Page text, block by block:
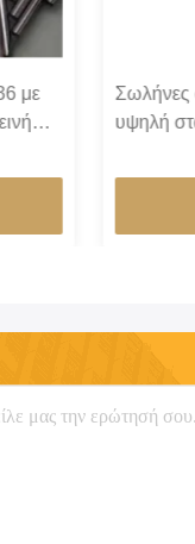
με
Σωλήνες
υψηλή